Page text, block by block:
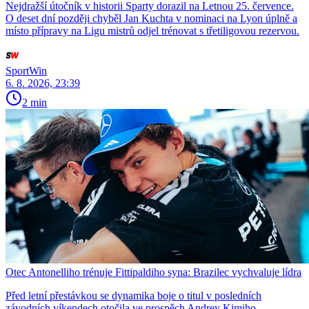
Nejdražší útočník v historii Sparty dorazil na Letnou 25. července.
O deset dní později chyběl Jan Kuchta v nominaci na Lyon úplně a
místo přípravy na Ligu mistrů odjel trénovat s třetiligovou rezervou.
SportWin
6. 8. 2026, 23:39
2 min
Otec Antonelliho trénuje Fittipaldiho syna: Brazilec vychvaluje lídra
Před letní přestávkou se dynamika boje o titul v posledních